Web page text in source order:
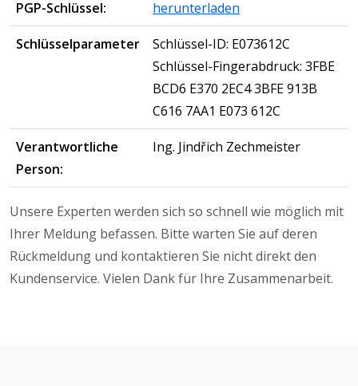
PGP-Schlüssel: herunterladen
Schlüsselparameter
Schlüssel-ID: E073612C
Schlüssel-Fingerabdruck: 3FBE
BCD6 E370 2EC4 3BFE 913B
C616 7AA1 E073 612C
Verantwortliche
Person:
Ing. Jindřich Zechmeister
Unsere Experten werden sich so schnell wie möglich mit
Ihrer Meldung befassen. Bitte warten Sie auf deren
Rückmeldung und kontaktieren Sie nicht direkt den
Kundenservice. Vielen Dank für Ihre Zusammenarbeit.